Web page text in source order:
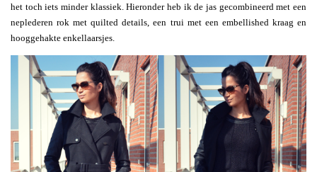
het toch iets minder klassiek. Hieronder heb ik de jas gecombineerd met een
neplederen rok met quilted details, een trui met een embellished kraag en
hooggehakte enkellaarsjes.